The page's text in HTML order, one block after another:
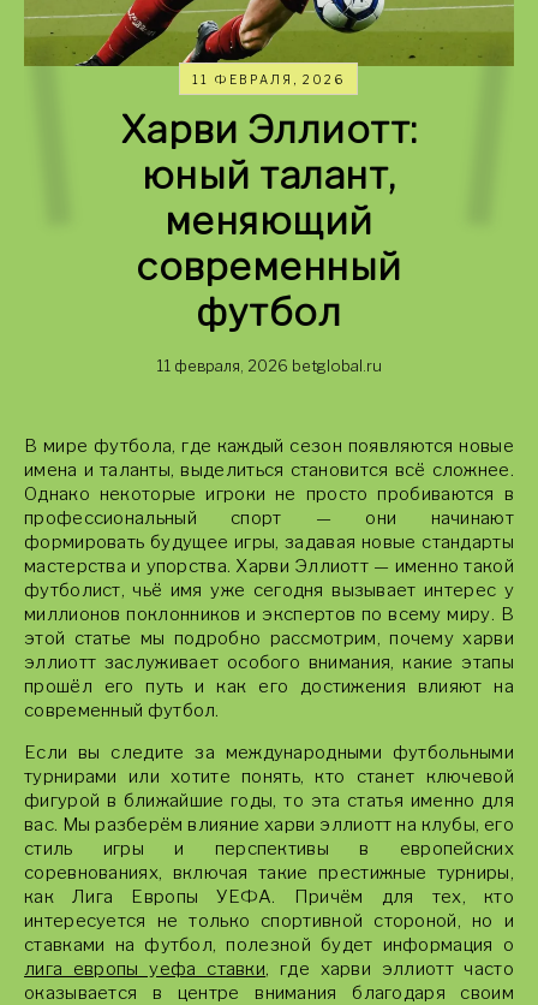
11 ФЕВРАЛЯ, 2026
Харви Эллиотт:
юный талант,
меняющий
современный
футбол
11 февраля, 2026 betglobal.ru
В мире футбола, где каждый сезон появляются новые
имена и таланты, выделиться становится всё сложнее.
Однако некоторые игроки не просто пробиваются в
профессиональный спорт — они начинают
формировать будущее игры, задавая новые стандарты
мастерства и упорства. Харви Эллиотт — именно такой
футболист, чьё имя уже сегодня вызывает интерес у
миллионов поклонников и экспертов по всему миру. В
этой статье мы подробно рассмотрим, почему харви
эллиотт заслуживает особого внимания, какие этапы
прошёл его путь и как его достижения влияют на
современный футбол.
Если вы следите за международными футбольными
турнирами или хотите понять, кто станет ключевой
фигурой в ближайшие годы, то эта статья именно для
вас. Мы разберём влияние харви эллиотт на клубы, его
стиль игры и перспективы в европейских
соревнованиях, включая такие престижные турниры,
как Лига Европы УЕФА. Причём для тех, кто
интересуется не только спортивной стороной, но и
ставками на футбол, полезной будет информация о
лига европы уефа ставки, где харви эллиотт часто
оказывается в центре внимания благодаря своим